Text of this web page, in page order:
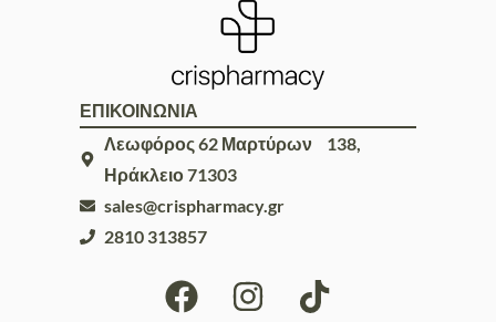
ΕΠΙΚΟΙΝΩΝΙΑ
Λεωφόρος 62 Μαρτύρων 138,
Ηράκλειο 71303
sales@crispharmacy.gr
2810 313857